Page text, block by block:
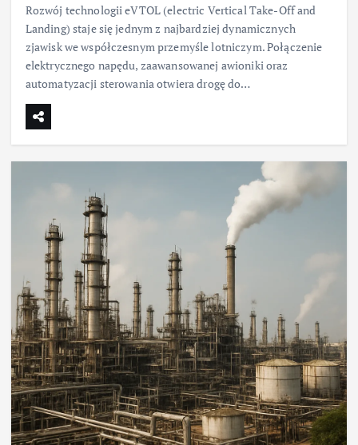
Rozwój technologii eVTOL (electric Vertical Take-Off and
Landing) staje się jednym z najbardziej dynamicznych
zjawisk we współczesnym przemyśle lotniczym. Połączenie
elektrycznego napędu, zaawansowanej awioniki oraz
automatyzacji sterowania otwiera drogę do…